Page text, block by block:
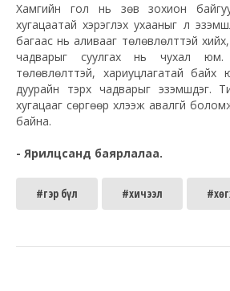
Хамгийн гол нь зөв зохион
хугацаатай хэрэглэх ухааныг л
багаас нь аливааг төлөвлөлттэй
чадварыг суулгах нь чухал
төлөвлөлттэй, хариуцлагатай байх
дуурайн тэрхүү чадварыг эзэмшдэг.
хугацааг сөргөөр хүлээж авалгүй
байна.
- Ярилцсанд баярлалаа.
#гэр бүл #хичээл